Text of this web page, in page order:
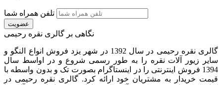
تلفن همراه شما
عضویت
نگاهی بر گالری نقره رحیمی
گالری نقره رحیمی در سال 1392 در شهر یزد فروش انواع النگو و
سایر زیور آلات نقره را به طور رسمی شروع و در اواسط سال
1394 فروش اینترنتی را در اینستاگرام بصورت تک و بدون واسطه با
قیمت خریدار به مشتریان خود ارائه کرد. گالری نقره رحیمی در